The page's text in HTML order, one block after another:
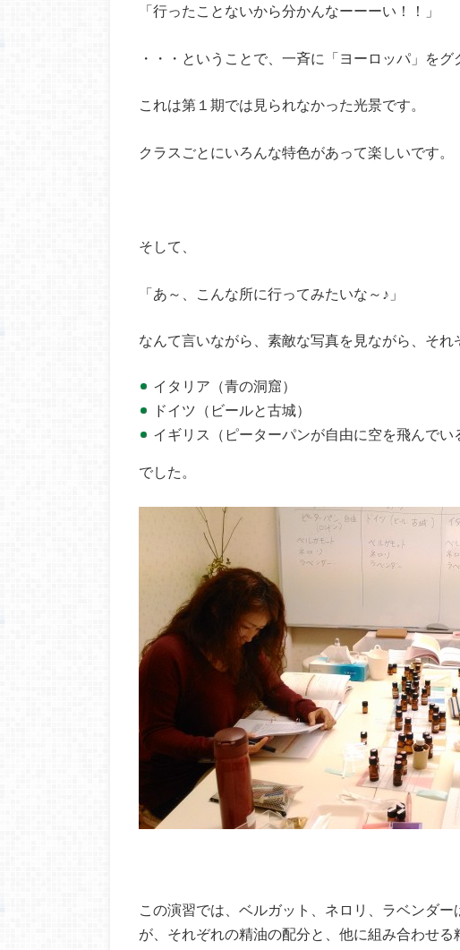
「行ったことないから分かんなーーーい！！」
・・・ということで、一斉に「ヨーロッパ」をグ
これは第１期では見られなかった光景です。
クラスごとにいろんな特色があって楽しいです。
そして、
「あ～、こんな所に行ってみたいな～♪」
なんて言いながら、素敵な写真を見ながら、それ
イタリア（青の洞窟）
ドイツ（ビールと古城）
イギリス（ピーターパンが自由に空を飛んでい
でした。
この演習では、ベルガット、ネロリ、ラベンダ
が、それぞれの精油の配分と、他に組み合わせる